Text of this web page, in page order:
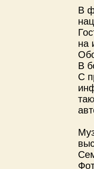
В
на
В
С